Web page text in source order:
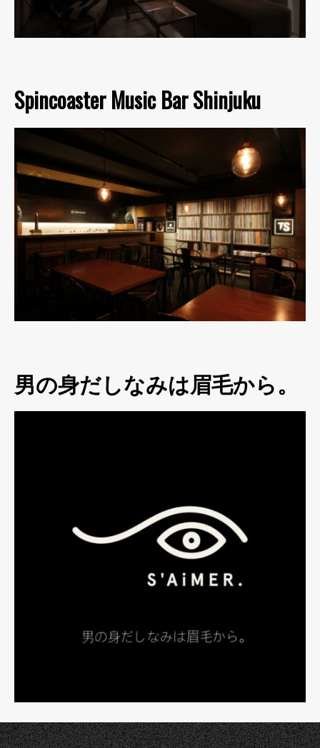
Spincoaster Music Bar Shinjuku
男の身だしなみは眉毛から。